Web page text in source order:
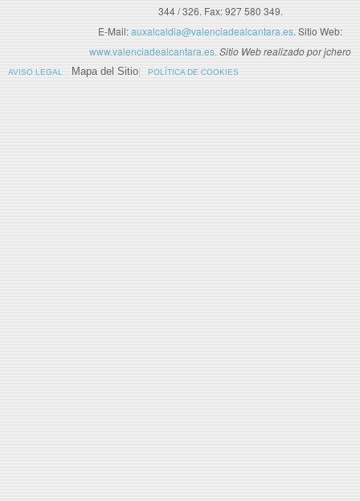
344 / 326. Fax: 927 580 349.
E-Mail:auxalcaldia@valenciadealcantara.es. Sitio Web:
www.valenciadealcantara.es. Sitio Web realizado por jchero
AVISO LEGAL Mapa del Sitio POLÍTICA DE COOKIES